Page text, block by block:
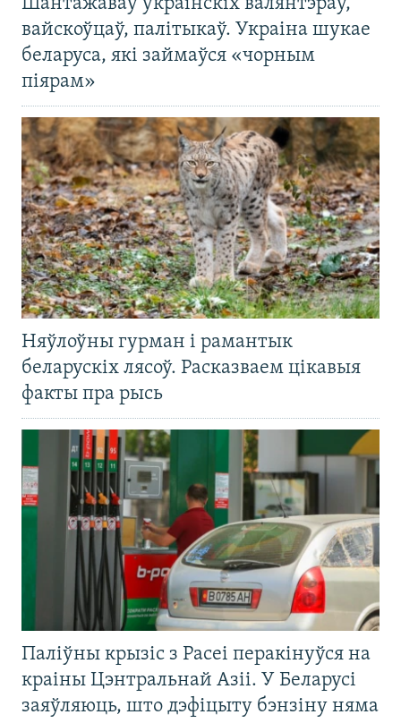
вайскоўцаў, палітыкаў. Украіна шукае
беларуса, які займаўся «чорным
піярам»
Няўлоўны гурман і рамантык
беларускіх лясоў. Расказваем цікавыя
факты пра рысь
Паліўны крызіс з Расеі перакінуўся на
краіны Цэнтральнай Азіі. У Беларусі
заяўляюць, што дэфіцыту бэнзіну няма